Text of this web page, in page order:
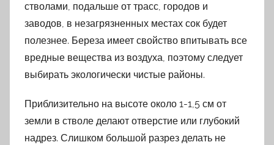
стволами, подальше от трасс, городов и
заводов, в незагрязненных местах сок будет
полезнее. Береза имеет свойство впитывать все
вредные вещества из воздуха, поэтому следует
выбирать экологически чистые районы.
Приблизительно на высоте около 1-1,5 см от
земли в стволе делают отверстие или глубокий
надрез. Слишком большой разрез делать не